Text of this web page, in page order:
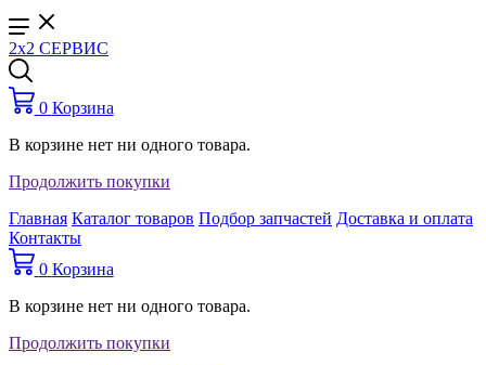
2x2 СЕРВИС
0 Корзина
В корзине нет ни одного товара.
Продолжить покупки
Главная Каталог товаров Подбор запчастей Доставка и оплата
Контакты
0 Корзина
В корзине нет ни одного товара.
Продолжить покупки